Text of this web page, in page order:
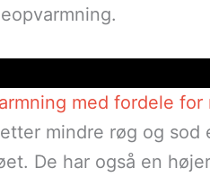
med fordele for
mindre røg og
De har også en